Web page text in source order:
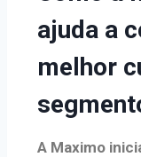
ajuda a
melhor
A Maximo